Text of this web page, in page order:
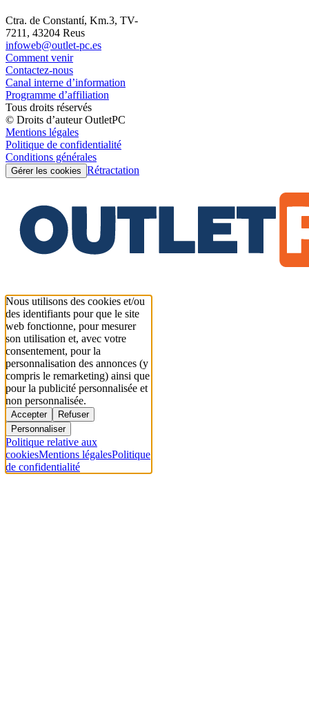
Ctra. de Constantí, Km.3, TV-
7211, 43204 Reus
infoweb@outlet-pc.es
Comment venir
Contactez-nous
Canal interne d’information
Programme d’affiliation
Tous droits réservés
© Droits d’auteur OutletPC
Mentions légales
Politique de confidentialité
Conditions générales
Gérer les cookies Rétractation
Nous utilisons des cookies et/ou
des identifiants pour que le site
web fonctionne, pour mesurer
son utilisation et, avec votre
consentement, pour la
personnalisation des annonces (y
compris le remarketing) ainsi que
pour la publicité personnalisée et
non personnalisée.
Accepter
Refuser
Personnaliser
Politique relative aux
cookiesMentions légalesPolitique
de confidentialité